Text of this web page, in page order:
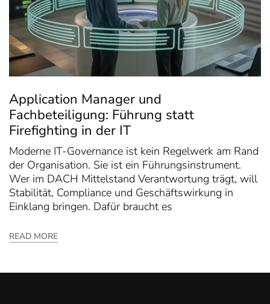
Application Manager und
Fachbeteiligung: Führung statt
Firefighting in der IT
Moderne IT-Governance ist kein Regelwerk am Rand
der Organisation. Sie ist ein Führungsinstrument.
Wer im DACH Mittelstand Verantwortung trägt, will
Stabilität, Compliance und Geschäftswirkung in
Einklang bringen. Dafür braucht es
READ MORE